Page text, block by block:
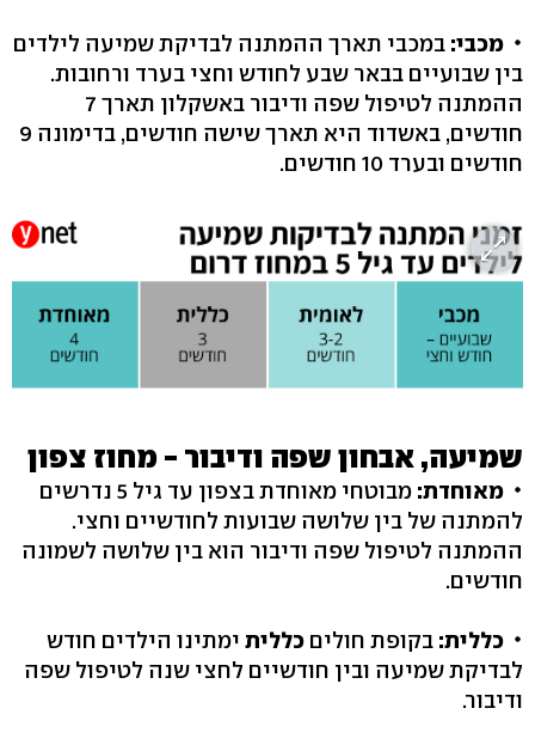
מכבי: במכבי תארך ההמתנה לבדיקת שמיעה לילדים
בין שבועיים בבאר שבע לחודש וחצי בערד ורחובות.
ההמתנה לטיפול שפה ודיבור באשקלון תארך 7
חודשים, באשדוד היא תארך שישה חודשים, בדימונה 9
חודשים ובערד 10 חודשים.
שמיעה, אבחון שפה ודיבור - מחוז צפון
מאוחדת:
מבוטחי מאוחדת בצפון עד גיל 5 נדרשים
להמתנה של בין שלושה שבועות לחודשיים וחצי.
ההמתנה לטיפול שפה ודיבור הוא בין שלושה לשמונה
חודשים.
כללית: בקופת חולים כללית ימתינו הילדים חודש
לבדיקת שמיעה ובין חודשיים לחצי שנה לטיפול שפה
ודיבור.